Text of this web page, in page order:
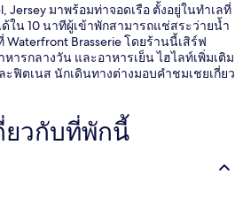
Jersey มาพร้อมท่าจอดเรือ ตั้งอยู่ในทำเลที่
ด้ใน 10 นาทีผู้เข้าพักสามารถแช่สระว่ายน้ำ
Brasserie โดยร้านนี้เสิร์ฟ
ารกลางวัน และอาหารเย็น ไฮไลท์เพิ่มเติม
ฟิตเนส นักเดินทางต่างมอบคำชมเชยเกี่ยว
ยวกับที่พักนี้